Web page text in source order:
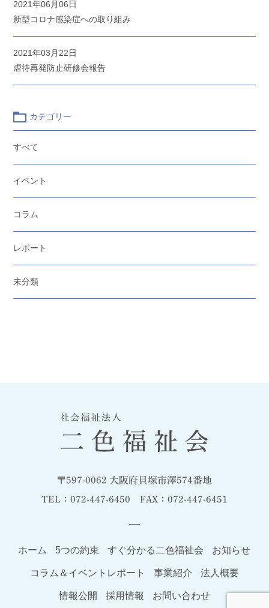
2021年06月06日
新型コロナ感染症への取り組み
2021年03月22日
虐待再発防止研修会報告
カテゴリー
すべて
イベント
コラム
レポート
未分類
〒597-0062 大阪府貝塚市澤574番地
TEL：072-447-6450 FAX：072-447-6451
ホーム 5つの約束 すぐ分かる二色福祉会 お知らせ
コラム＆イベントレポート 事業紹介 法人概要
情報公開 採用情報 お問い合わせ